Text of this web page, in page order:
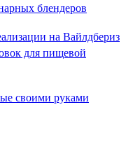
блендеров
на Вайлдбериз
для пищевой
своими руками